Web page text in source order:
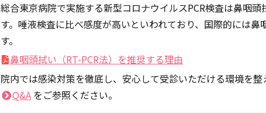
総合東京病院で実施する新型コロナウイルスPCR検査は鼻咽頭
す。唾液検査に比べ感度が高いといわれており、国際的には
す。
鼻咽頭拭い（RT-PCR法）を推奨する理由
院内では感染対策を徹底し、安心して受診いただける環境を
Q&A をご参照ください。